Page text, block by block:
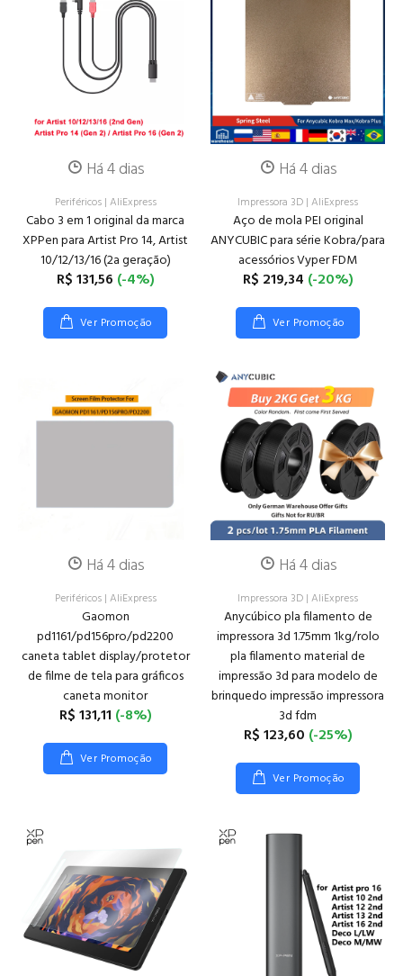
Há 4 dias
Periféricos| AliExpress
Cabo 3 em 1 original da marca
XPPen para Artist Pro 14, Artist
10/12/13/16 (2a geração)
R$ 131,56 (-4%)
Ver Promoção
Há 4 dias
Impressora 3D | AliExpress
Aço de mola PEI original
ANYCUBIC para série Kobra/para
acessórios Vyper FDM
R$ 219,34 (-20%)
Ver Promoção
Há 4 dias
Periféricos| AliExpress
Gaomon
pd1161/pd156pro/pd2200
caneta tablet display/protetor
de filme de tela para gráficos
caneta monitor
R$ 131,11 (-8%)
Ver Promoção
Há 4 dias
Impressora 3D | AliExpress
Anycúbico pla filamento de
impressora 3d 1.75mm 1kg/rolo
pla filamento material de
impressão 3d para modelo de
brinquedo impressão impressora
3d fdm
R$ 123,60 (-25%)
Ver Promoção